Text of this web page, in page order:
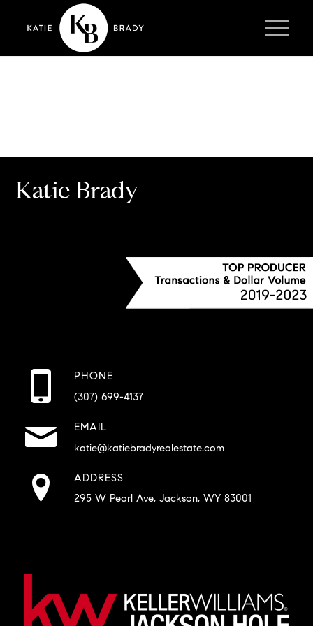
Katie Brady
PHONE
(307) 699-4137
EMAIL
katie@katiebradyrealestate.com
ADDRESS
295 W Pearl Ave, Jackson, WY 83001